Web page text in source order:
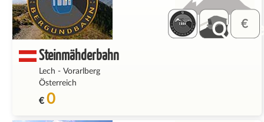
Steinmähderbahn
Lech - Vorarlberg
Österreich
€ 0